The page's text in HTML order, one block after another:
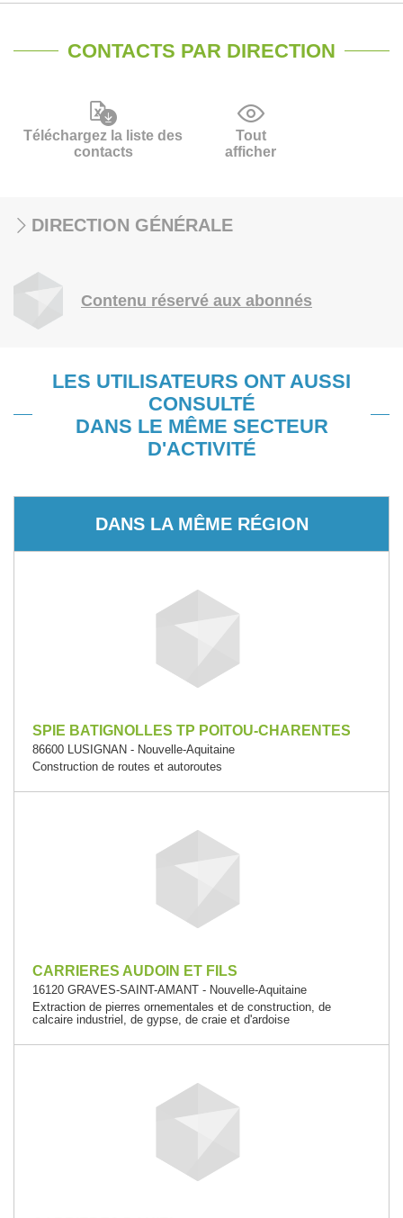
CONTACTS PAR DIRECTION
Téléchargez la liste des
contacts
Tout
afficher
DIRECTION GÉNÉRALE
Contenu réservé aux abonnés
LES UTILISATEURS ONT AUSSI
CONSULTÉ
DANS LE MÊME SECTEUR
D'ACTIVITÉ
DANS LA MÊME RÉGION
SPIE BATIGNOLLES TP POITOU-CHARENTES
86600 LUSIGNAN - Nouvelle-Aquitaine
Construction de routes et autoroutes
CARRIERES AUDOIN ET FILS
16120 GRAVES-SAINT-AMANT - Nouvelle-Aquitaine
Extraction de pierres ornementales et de construction, de
calcaire industriel, de gypse, de craie et d'ardoise